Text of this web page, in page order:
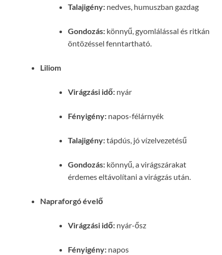
Talajigény: nedves, humuszban gazdag
Gondozás: könnyű, gyomlálással és ritkán
öntözéssel fenntartható.
Liliom
Virágzási idő: nyár
Fényigény: napos-félárnyék
Talajigény:tápdús, jó vízelvezetésű
Gondozás: könnyű, a virágszárakat
érdemes eltávolítani a virágzás után.
Napraforgó évelő
Virágzási idő: nyár-ősz
Fényigény: napos